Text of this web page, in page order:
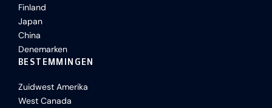
Finland
Japan
China
Denemarken
BESTEMMINGEN
Zuidwest Amerika
West Canada